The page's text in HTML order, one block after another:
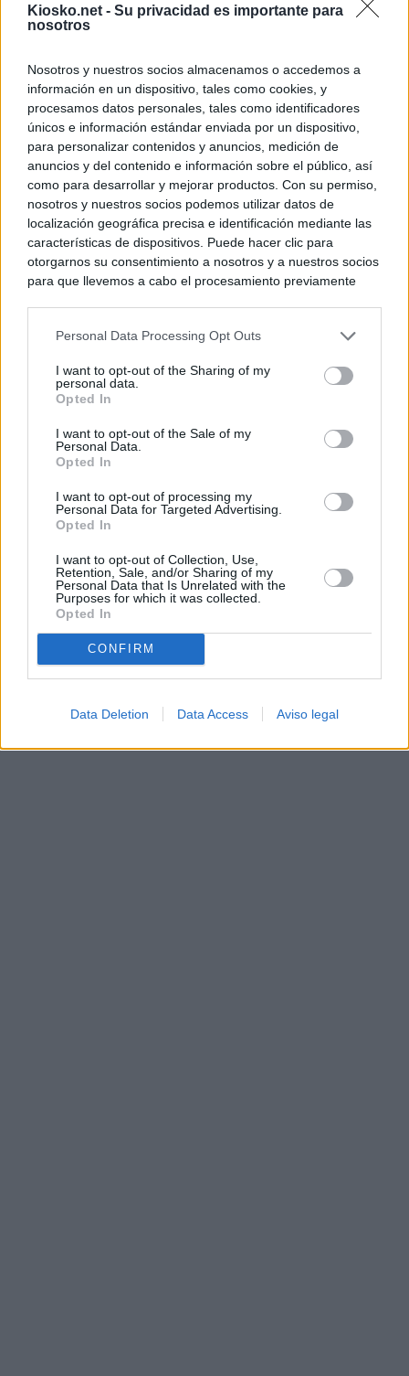
Kiosko.net - Su privacidad es importante para
nosotros
Nosotros y nuestros socios almacenamos o accedemos a
información en un dispositivo, tales como cookies, y
procesamos datos personales, tales como identificadores
únicos e información estándar enviada por un dispositivo,
para personalizar contenidos y anuncios, medición de
anuncios y del contenido e información sobre el público, así
como para desarrollar y mejorar productos. Con su permiso,
nosotros y nuestros socios podemos utilizar datos de
localización geográfica precisa e identificación mediante las
características de dispositivos. Puede hacer clic para
otorgarnos su consentimiento a nosotros y a nuestros socios
para que llevemos a cabo el procesamiento previamente
negar su consentimiento. Tenga en cuenta que algún
de su consentimiento, pero usted tiene el derecho de
rechazar tal procesamiento. Sus preferencias se aplicarán
cualquier momento entrando de nuevo en este sitio web o
visitando nuestra política de privacidad.
Personal Data Processing Opt Outs
I want to opt-out of the Sharing of my
personal data.
Opted In
I want to opt-out of the Sale of my
Personal Data.
Opted In
I want to opt-out of processing my
Personal Data for Targeted Advertising.
Opted In
I want to opt-out of Collection, Use,
Retention, Sale, and/or Sharing of my
Personal Data that Is Unrelated with the
Purposes for which it was collected.
Opted In
CONFIRM
Data Deletion Data Access Aviso legal